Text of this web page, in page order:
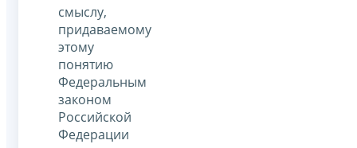
смыслу,
придаваемому
этому
понятию
Федеральным
законом
Российской
Федерации